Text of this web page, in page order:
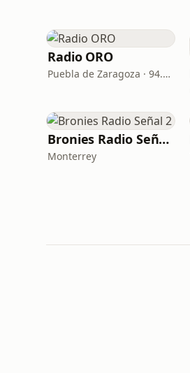
Radio ORO
Puebla de Zaragoza · 94.9 FM
Bronies Radio Señal 2
Monterrey